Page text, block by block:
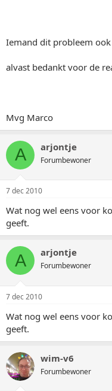
Iemand dit probleem ook
alvast bedankt voor de
Mvg Marco
A arjontje
Forumbewoner
7 dec 2010
Wat nog wel eens voor
geeft.
A arjontje
Forumbewoner
7 dec 2010
Wat nog wel eens voor
geeft.
wim-v6
Forumbewoner